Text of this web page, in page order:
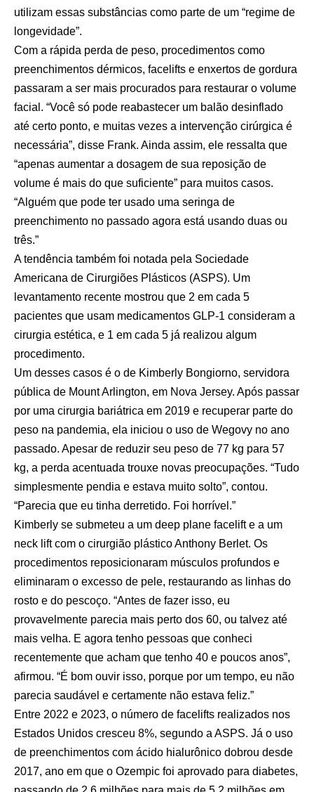
utilizam essas substâncias como parte de um “regime de
longevidade”.
Com a rápida perda de peso, procedimentos como
preenchimentos dérmicos, facelifts e enxertos de gordura
passaram a ser mais procurados para restaurar o volume
facial. “Você só pode reabastecer um balão desinflado
até certo ponto, e muitas vezes a intervenção cirúrgica é
necessária”, disse Frank. Ainda assim, ele ressalta que
“apenas aumentar a dosagem de sua reposição de
volume é mais do que suficiente” para muitos casos.
“Alguém que pode ter usado uma seringa de
preenchimento no passado agora está usando duas ou
três.”
A tendência também foi notada pela Sociedade
Americana de Cirurgiões Plásticos (ASPS). Um
levantamento recente mostrou que 2 em cada 5
pacientes que usam medicamentos GLP-1 consideram a
cirurgia estética, e 1 em cada 5 já realizou algum
procedimento.
Um desses casos é o de Kimberly Bongiorno, servidora
pública de Mount Arlington, em Nova Jersey. Após passar
por uma cirurgia bariátrica em 2019 e recuperar parte do
peso na pandemia, ela iniciou o uso de Wegovy no ano
passado. Apesar de reduzir seu peso de 77 kg para 57
kg, a perda acentuada trouxe novas preocupações. “Tudo
simplesmente pendia e estava muito solto”, contou.
“Parecia que eu tinha derretido. Foi horrível.”
Kimberly se submeteu a um deep plane facelift e a um
neck lift com o cirurgião plástico Anthony Berlet. Os
procedimentos reposicionaram músculos profundos e
eliminaram o excesso de pele, restaurando as linhas do
rosto e do pescoço. “Antes de fazer isso, eu
provavelmente parecia mais perto dos 60, ou talvez até
mais velha. E agora tenho pessoas que conheci
recentemente que acham que tenho 40 e poucos anos”,
afirmou. “É bom ouvir isso, porque por um tempo, eu não
parecia saudável e certamente não estava feliz.”
Entre 2022 e 2023, o número de facelifts realizados nos
Estados Unidos cresceu 8%, segundo a ASPS. Já o uso
de preenchimentos com ácido hialurônico dobrou desde
2017, ano em que o Ozempic foi aprovado para diabetes,